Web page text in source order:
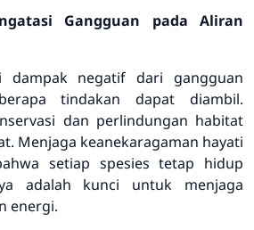
Gangguan pada Aliran
dampak negatif dari gangguan
tindakan dapat diambil.
dan perlindungan habitat
Menjaga keanekaragaman hayati
setiap spesies tetap hidup
adalah kunci untuk menjaga
energi.